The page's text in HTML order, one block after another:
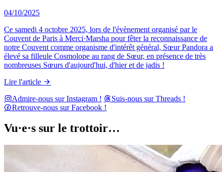
04/10/2025
Ce samedi 4 octobre 2025, lors de l'évènement organisé par le
Couvent de Paris à Merci·Marsha pour fêter la reconnaissance de
notre Couvent comme organisme d'intérêt général, Sœur Pandora a
élevé sa filleule Cosmolope au rang de Sœur, en présence de très
nombreuses Sœurs d'aujourd'hui, d'hier et de jadis !
Lire l'article
Admire-nous sur Instagram !
Suis-nous sur Threads !
Retrouve-nous sur Facebook !
Vu·e·s sur le trottoir…